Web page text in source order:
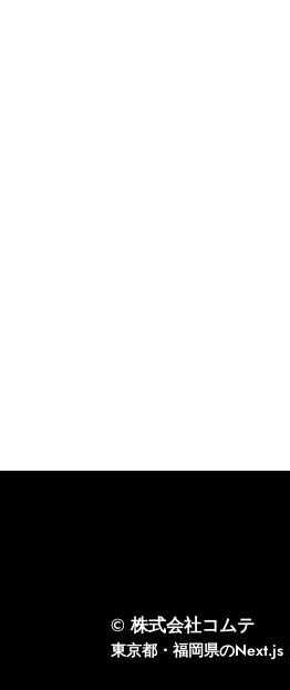
© 株式会社コムテ
東京都・福岡県のNext.js